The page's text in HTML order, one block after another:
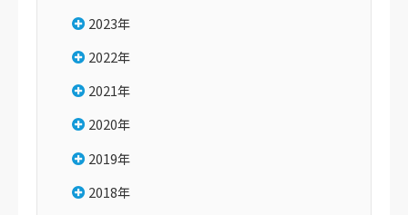
2023年
2022年
2021年
2020年
2019年
2018年